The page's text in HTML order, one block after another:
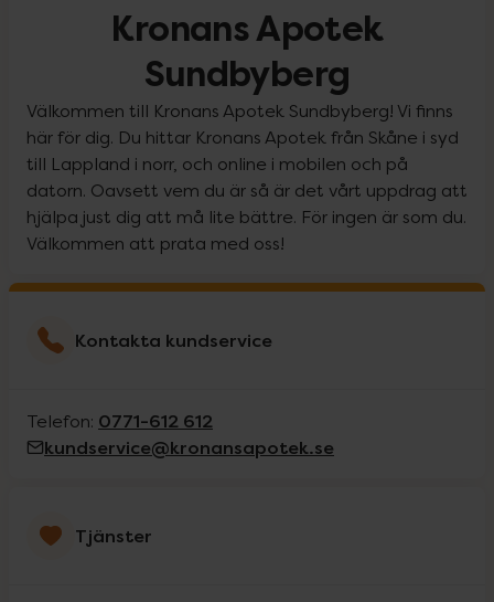
Kronans Apotek
Sundbyberg
Välkommen till Kronans Apotek Sundbyberg! Vi finns
här för dig. Du hittar Kronans Apotek från Skåne i syd
till Lappland i norr, och online i mobilen och på
datorn. Oavsett vem du är så är det vårt uppdrag att
hjälpa just dig att må lite bättre. För ingen är som du.
Välkommen att prata med oss!
Kontakta kundservice
Telefon: 0771-612 612
kundservice@kronansapotek.se
Tjänster